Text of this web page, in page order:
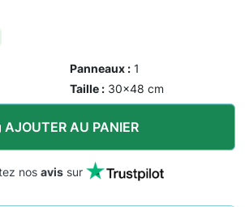
Panneaux : 1
Taille : 30×48 cm
AJOUTER AU PANIER
nos avis sur